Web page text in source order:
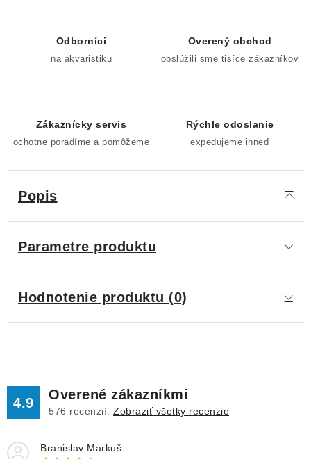
Odborníci
na akvaristiku
Overený obchod
obslúžili sme tisíce zákazníkov
Zákaznícky servis
ochotne poradíme a pomôžeme
Rýchle odoslanie
expedujeme ihneď
Popis
Parametre produktu
Hodnotenie produktu (0)
4.9
Overené zákazníkmi
576 recenzií. Zobraziť všetky recenzie
Branislav Markuš